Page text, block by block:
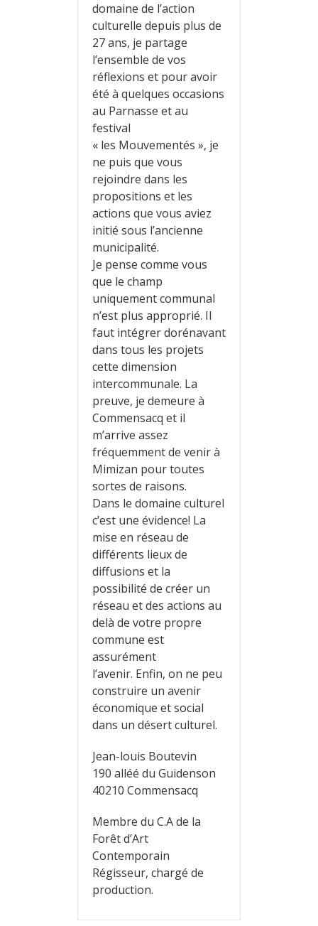
domaine de l’action
culturelle depuis plus de
27 ans, je partage
l’ensemble de vos
réflexions et pour avoir
été à quelques occasions
au Parnasse et au
festival
« les Mouvementés », je
ne puis que vous
rejoindre dans les
propositions et les
actions que vous aviez
initié sous l’ancienne
municipalité.
Je pense comme vous
que le champ
uniquement communal
n’est plus approprié. Il
faut intégrer dorénavant
dans tous les projets
cette dimension
intercommunale. La
preuve, je demeure à
Commensacq et il
m’arrive assez
fréquemment de venir à
Mimizan pour toutes
sortes de raisons.
Dans le domaine culturel
c’est une évidence! La
mise en réseau de
différents lieux de
diffusions et la
possibilité de créer un
réseau et des actions au
delà de votre propre
commune est
assurément
l’avenir. Enfin, on ne peu
construire un avenir
économique et social
dans un désert culturel.
Jean-louis Boutevin
190 alléé du Guidenson
40210 Commensacq
Membre du C.A de la
Forêt d’Art
Contemporain
Régisseur, chargé de
production.